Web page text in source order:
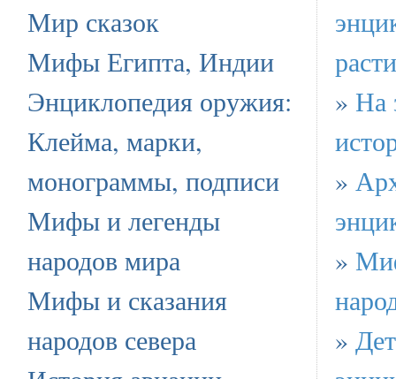
Мир сказок
Мифы Египта, Индии
Энциклопедия оружия:
Клейма, марки,
монограммы, подписи
Мифы и легенды
народов мира
Мифы и сказания
народов севера
» На
»
»
»